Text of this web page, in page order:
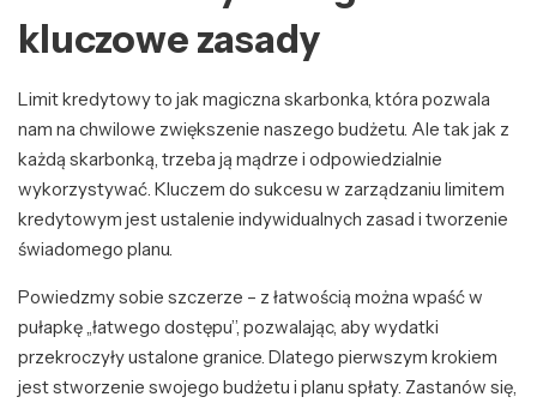
kluczowe zasady
Limit kredytowy to jak magiczna skarbonka, która pozwala
nam na chwilowe zwiększenie naszego budżetu. Ale tak jak z
każdą skarbonką, trzeba ją mądrze i odpowiedzialnie
wykorzystywać. Kluczem do sukcesu w zarządzaniu limitem
kredytowym jest ustalenie indywidualnych zasad i tworzenie
świadomego planu.
Powiedzmy sobie szczerze – z łatwością można wpaść w
pułapkę „łatwego dostępu”, pozwalając, aby wydatki
przekroczyły ustalone granice. Dlatego pierwszym krokiem
jest stworzenie swojego budżetu i planu spłaty. Zastanów się,